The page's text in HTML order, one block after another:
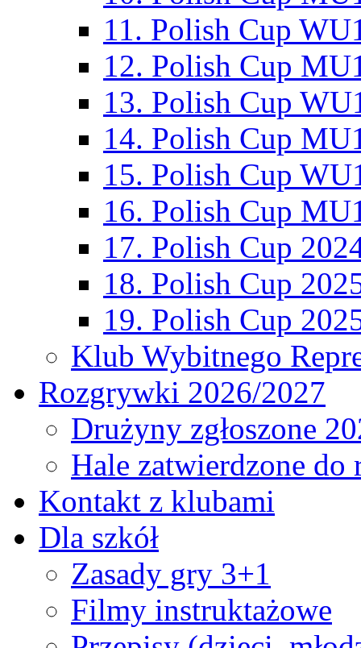
11. Polish Cup
12. Polish Cup
13. Polish Cup
14. Polish Cup
15. Polish Cup
16. Polish Cup
17. Polish Cup
18. Polish Cup
19. Polish Cup
Klub Wybitnego
Rozgrywki 2026/2027
Drużyny zgłoszone
Hale zatwierdzone
Kontakt z klubami
Dla szkół
Zasady gry 3+1
Filmy instruktażowe